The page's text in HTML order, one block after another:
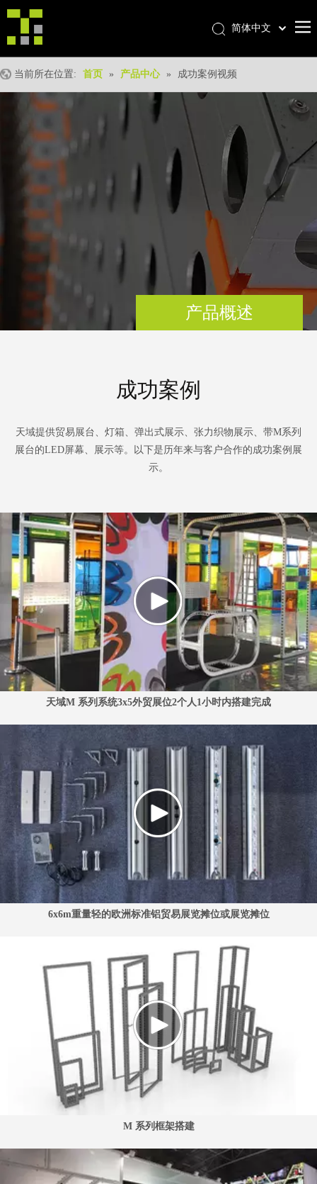
首页
关于我们
我们的优势
联系我们
简体中文
العربية
Italiano
Pусский
Português
Deutsch
Français
Español
当前所在位置: 首页 » 产品中心 » 成功案例视频
产品概述
成功案例
天域提供贸易展台、灯箱、弹出式展示、张力织物展示、带M系列
展台的LED屏幕、展示等。以下是历年来与客户合作的成功案例展
示。
天域M 系列系统3x5外贸展位2个人1小时内搭建完成
6x6m重量轻的欧洲标准铝贸易展览摊位或展览摊位
M 系列框架搭建